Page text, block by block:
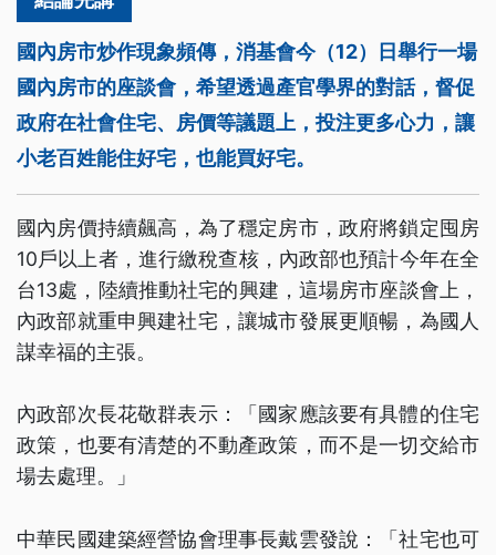
國內房市炒作現象頻傳，消基會今（12）日舉行一場
國內房市的座談會，希望透過產官學界的對話，督促
政府在社會住宅、房價等議題上，投注更多心力，讓
小老百姓能住好宅，也能買好宅。
國內房價持續飆高，為了穩定房市，政府將鎖定囤房
10戶以上者，進行繳稅查核，內政部也預計今年在全
台13處，陸續推動社宅的興建，這場房市座談會上，
內政部就重申興建社宅，讓城市發展更順暢，為國人
謀幸福的主張。
內政部次長花敬群表示：「國家應該要有具體的住宅
政策，也要有清楚的不動產政策，而不是一切交給市
場去處理。」
中華民國建築經營協會理事長戴雲發說：「社宅也可